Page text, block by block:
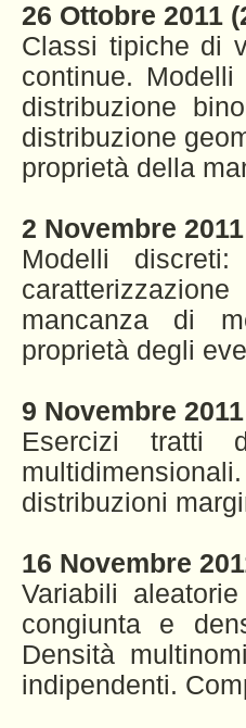
26 Ottobre 2011
Classi tipiche di
continue.
distribuzione
distribuzione
proprietà della
2 Novembre
Modelli discreti:
mancanza di
proprietà degli
9 Novembre
Esercizi tratti
distribuzioni
16 Novembre
Variabili
congiunta e
Densità
indipendenti.